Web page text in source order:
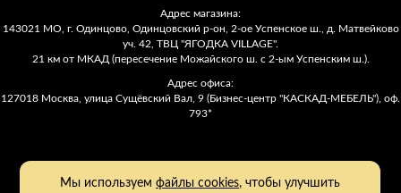
Адрес магазина:
143021 МО, г. Одинцово, Одинцовский р-он, 2-ое Успенское ш., д. Матвейково
уч. 42, ТВЦ "ЯГОДКА VILLAGE".
21 км от МКАД (пересечение Можайского ш. с 2-ым Успенским ш.).
Адрес офиса:
127018 Москва, улица Сущёвский Вал, 9 (Бизнес-центр "КАСКАД-МЕБЕЛЬ"), оф.
793*
Мы используемфайлы cookies, чтобы улучшить